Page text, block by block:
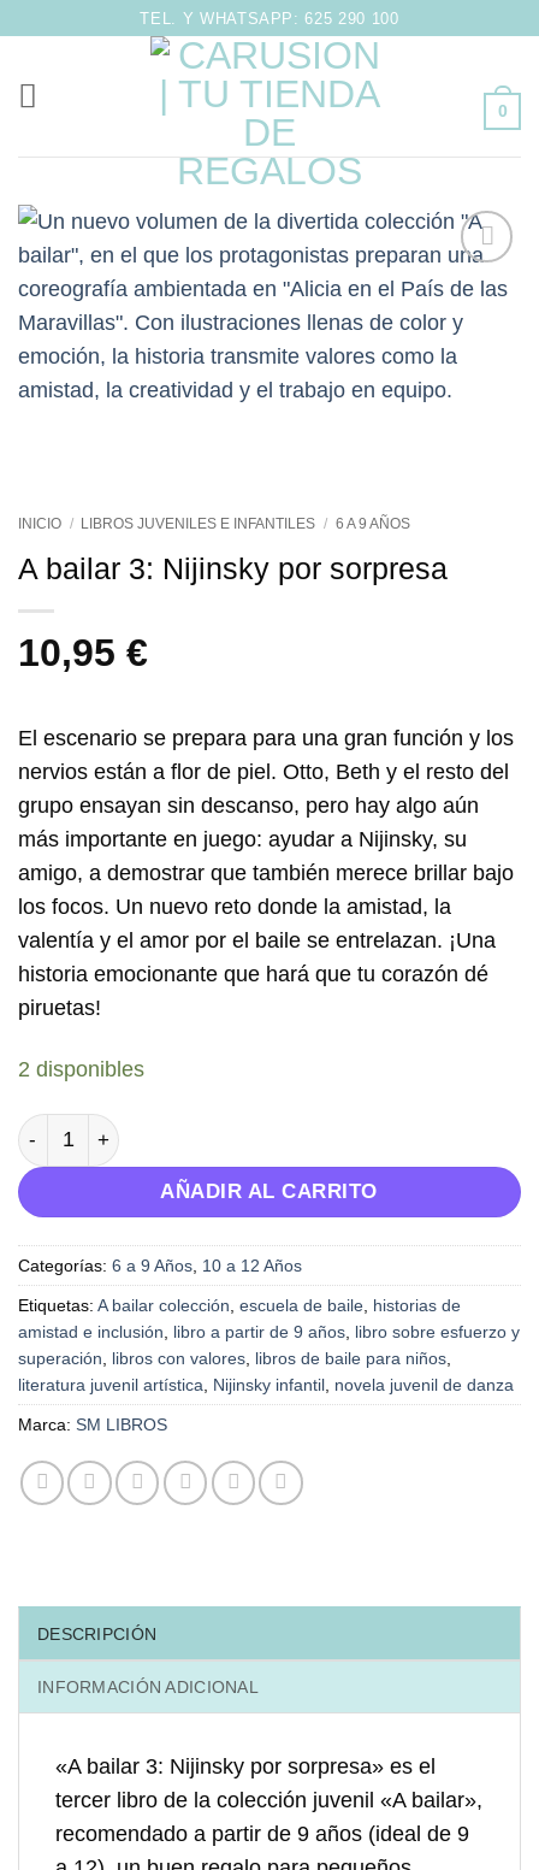
contenido
TEL. Y WHATSAPP: 625 290 100
0
Añadir
lista de
deseos
INICIO / LIBROS JUVENILES E INFANTILES / 6 A 9 AÑOS
A bailar 3: Nijinsky por sorpresa
10,95 €
El escenario se prepara para una gran función y los
nervios están a flor de piel. Otto, Beth y el resto del
grupo ensayan sin descanso, pero hay algo aún
más importante en juego: ayudar a Nijinsky, su
amigo, a demostrar que también merece brillar bajo
los focos. Un nuevo reto donde la amistad, la
valentía y el amor por el baile se entrelazan. ¡Una
historia emocionante que hará que tu corazón dé
piruetas!
2 disponibles
A bailar 3: Nijinsky por sorpresa cantidad
AÑADIR AL CARRITO
Categorías: 6 a 9 Años, 10 a 12 Años
Etiquetas: A bailar colección, escuela de baile, historias de
amistad e inclusión, libro a partir de 9 años, libro sobre esfuerzo y
superación, libros con valores, libros de baile para niños,
literatura juvenil artística, Nijinsky infantil, novela juvenil de danza
Marca: SM LIBROS
DESCRIPCIÓN
INFORMACIÓN ADICIONAL
«A bailar 3: Nijinsky por sorpresa» es el
tercer libro de la colección juvenil «A bailar»,
recomendado a partir de 9 años (ideal de 9